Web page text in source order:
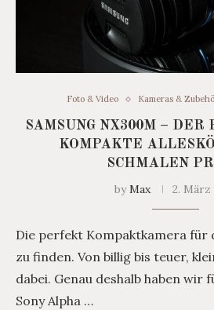
Foto & Video Kameras &
SAMSUNG NX300M – DER
KOMPAKTE
SCHMALEN
byMax 2. März
Die perfekt Kompaktkamera für
zu finden. Von billig bis teuer,
dabei. Genau deshalb haben wir
Sony Alpha …